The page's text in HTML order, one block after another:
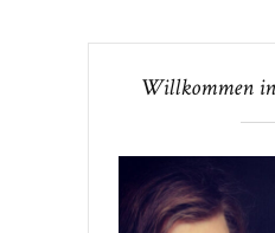
Willkommen